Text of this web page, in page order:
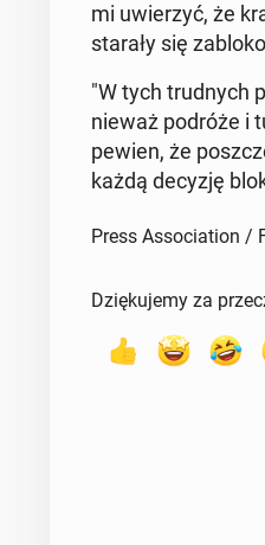
mi uwie­rzyć, że
starały się
"W tych trud­nych
nie­waż podróże i
pewien, że
każdą decyzję
Press Association /
Dziękujemy za